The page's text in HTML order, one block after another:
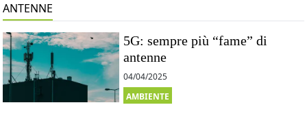
ANTENNE
5G: sempre più “fame” di
antenne
04/04/2025
AMBIENTE